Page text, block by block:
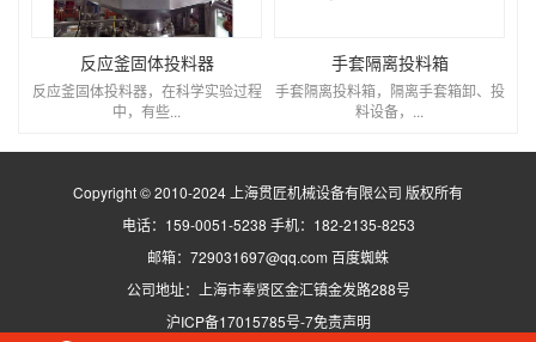
反应釜固体投料器
反应釜固体投料器，在科学实验过程
中，有些...
手套隔离投料箱
手套隔离投料箱，隔离手套箱卸、投
料设备，...
Copyright © 2010-2024 上海贯匠机械设备有限公司 版权所有
电话：159-0051-5238 手机：182-2135-8253
邮箱：729031697@qq.com 百度蜘蛛
公司地址：上海市奉贤区金汇镇金发路288号
沪ICP备17015785号-7免责声明